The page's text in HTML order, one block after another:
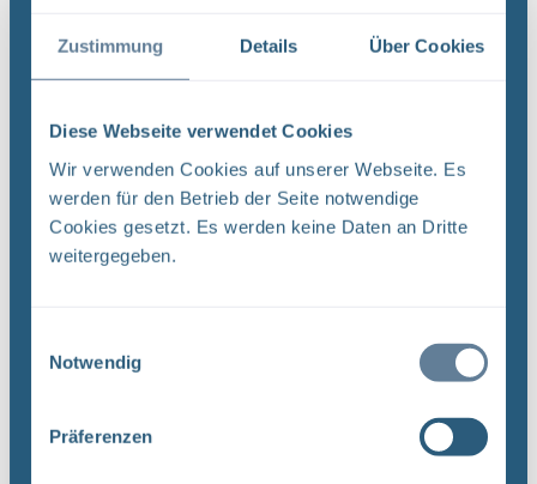
Zustimmung Details Über Cookies
Diese Webseite verwendet Cookies
Wir verwenden Cookies auf unserer Webseite. Es
werden für den Betrieb der Seite notwendige
Cookies gesetzt. Es werden keine Daten an Dritte
weitergegeben.
Notwendig
Präferenzen
Endlagerung (BGE) hat den Bereich
Standortauswahl zum Jahreswechsel neu
die Endlagersuche und für die ...
2. Tage der Standortauswahl
(externer Link) wirklich als Präsenzveranstaltung
möglich sein werden, weiß das Organisationsteam